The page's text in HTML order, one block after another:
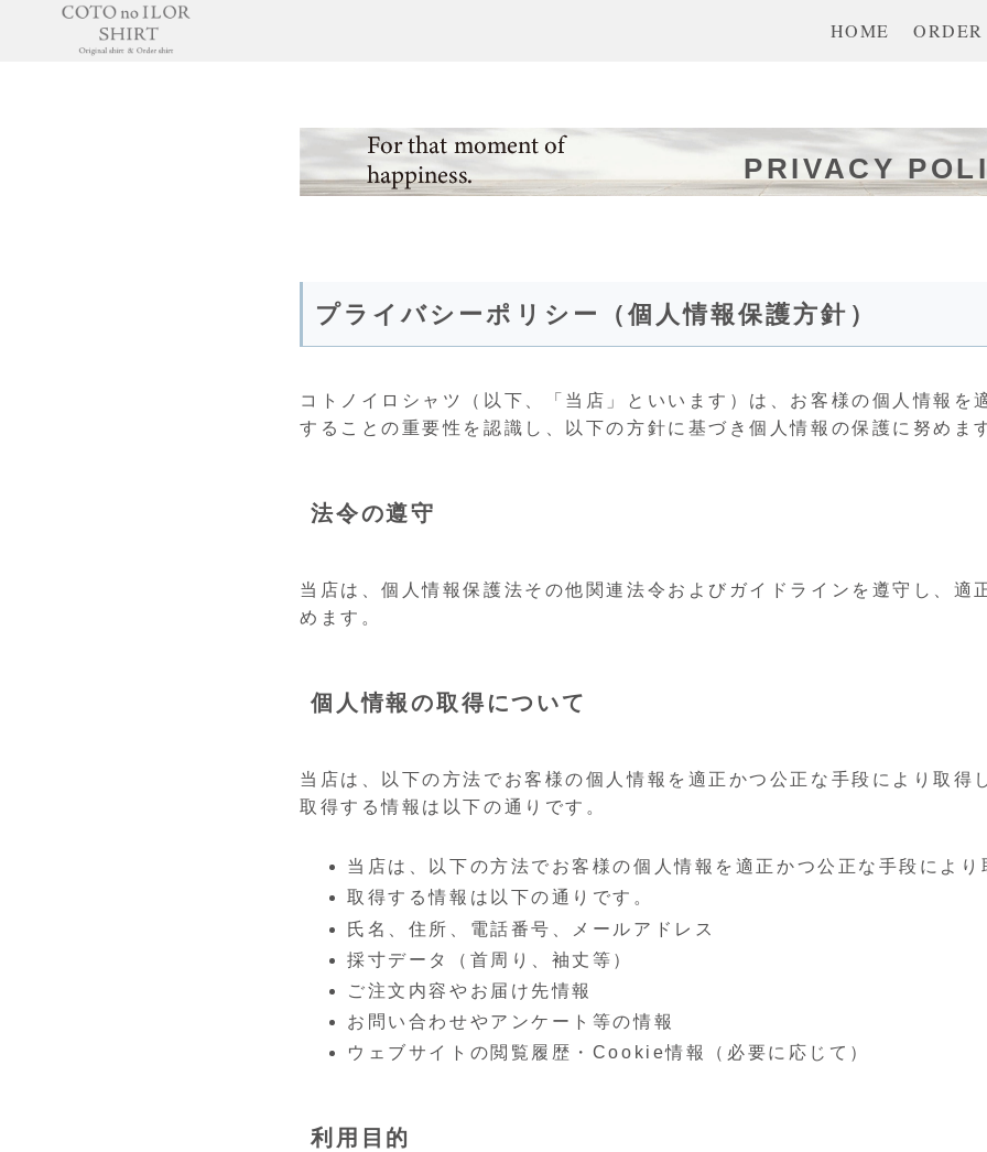
HOME ORDER
PRIVACY
プライバシーポリシー（個人情報保護方針）
コトノイロシャツ（以下、「当店」といいます）は、お客様の個人情報を
することの重要性を認識し、以下の方針に基づき個人情報の保護に努めま
法令の遵守
当店は、個人情報保護法その他関連法令およびガイドラインを遵守し、適
めます。
個人情報の取得について
当店は、以下の方法でお客様の個人情報を適正かつ公正な手段により取得
取得する情報は以下の通りです。
当店は、以下の方法でお客様の個人情報を適正かつ公正な手段により
取得する情報は以下の通りです。
氏名、住所、電話番号、メールアドレス
採寸データ（首周り、袖丈等）
ご注文内容やお届け先情報
お問い合わせやアンケート等の情報
ウェブサイトの閲覧履歴・Cookie情報（必要に応じて）
利用目的